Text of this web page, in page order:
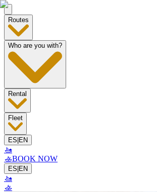
Routes
Who are you with?
Rental
Fleet
ES|EN
🚤
🚣BOOK NOW
ES|EN
🚤
🚣